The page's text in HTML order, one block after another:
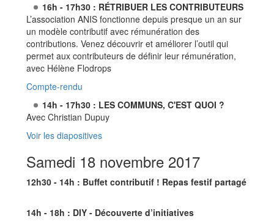
16h - 17h30 : RÉTRIBUER LES CONTRIBUTEURS
L’association ANIS fonctionne depuis presque un an sur
un modèle contributif avec rémunération des
contributions. Venez découvrir et améliorer l’outil qui
permet aux contributeurs de définir leur rémunération,
avec Hélène Flodrops
Compte-rendu
14h - 17h30 : LES COMMUNS, C'EST QUOI ?
Avec Christian Dupuy
Voir les diapositives
Samedi 18 novembre 2017
12h30 - 14h : Buffet contributif ! Repas festif partagé
14h - 18h : DIY - Découverte d’initiatives